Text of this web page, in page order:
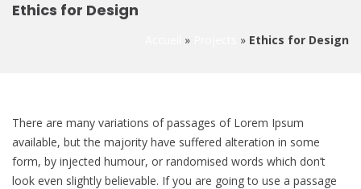
Ethics for Design
» » Ethics for Design
There are many variations of passages of Lorem Ipsum
available, but the majority have suffered alteration in some
form, by injected humour, or randomised words which don’t
look even slightly believable. If you are going to use a passage